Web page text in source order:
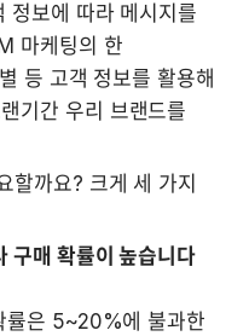
정보에 따라 메시지를
마케팅의 한
등 고객 정보를 활용해
기간 우리 브랜드를
할까요? 크게 세 가지
구매 확률이 높습니다
률은 5~20%에 불과한